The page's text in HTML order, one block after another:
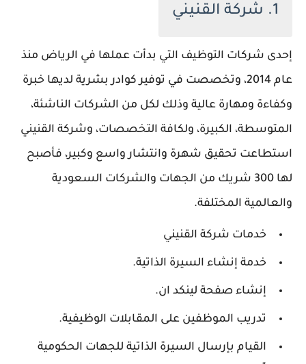
1. شركة القنيني
إحدى شركات التوظيف التي بدأت عملها في الرياض منذ
عام 2014، وتخصصت في توفير كوادر بشرية لديها خبرة
وكفاءة ومهارة عالية وذلك لكل من الشركات الناشئة،
المتوسطة، الكبيرة، ولكافة التخصصات، وشركة القنيني
استطاعت تحقيق شهرة وانتشار واسع وكبير، فأصبح
لها 300 شريك من الجهات والشركات السعودية
والعالمية المختلفة.
خدمات شركة القنيني
خدمة إنشاء السيرة الذاتية.
إنشاء صفحة لينكد ان.
تدريب الموظفين على المقابلات الوظيفية.
القيام بإرسال السيرة الذاتية للجهات الحكومية